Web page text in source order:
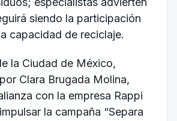
siendo la participación
capacidad de reciclaje.
la Ciudad de México,
Clara Brugada Molina,
con la empresa Rappi
la campaña “Separa